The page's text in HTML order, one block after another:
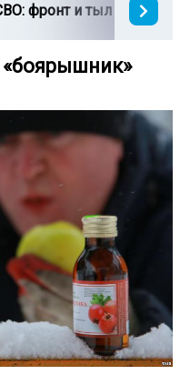
фронт и тыл
«боярышник»